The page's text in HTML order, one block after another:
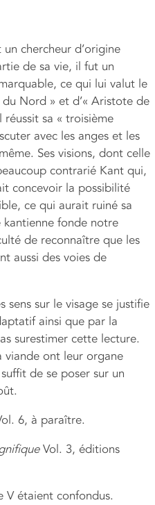
chercheur d’origine
de sa vie, il fut un
ce qui lui valut le
Nord » et d’« Aristote de
réussit sa « troisième
avec les anges et les
Ses visions, dont celle
contrarié Kant qui,
concevoir la possibilité
ce qui aurait ruiné sa
fonde notre
de reconnaître que les
aussi des voies de
sens sur le visage se justifie
ainsi que par la
surestimer cette lecture.
viande ont leur organe
de se poser sur un
6, à paraître.
Vol. 3, éditions
V étaient confondus.